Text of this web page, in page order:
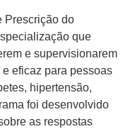
Prescrição do
que
e supervisionarem
eficaz para pessoas
hipertensão,
foi desenvolvido
as respostas